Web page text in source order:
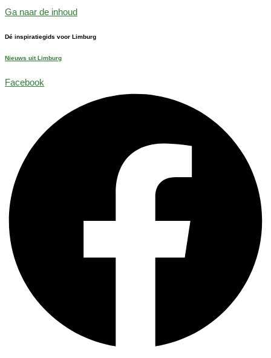
Ga naar de inhoud
Dé inspiratiegids voor Limburg
Nieuws uit Limburg
Facebook